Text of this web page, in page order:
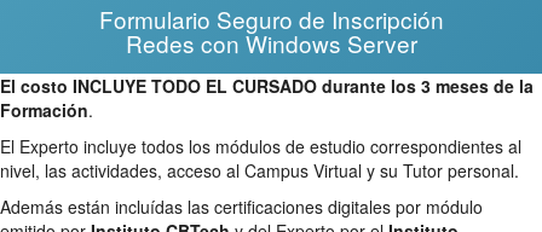
Formulario Seguro de Inscripción
Redes con Windows Server
El costo INCLUYE TODO EL CURSADO durante los 3 meses de la
Formación.
El Experto incluye todos los módulos de estudio correspondientes al
nivel, las actividades, acceso al Campus Virtual y su Tutor personal.
Además están incluídas las certificaciones digitales por módulo